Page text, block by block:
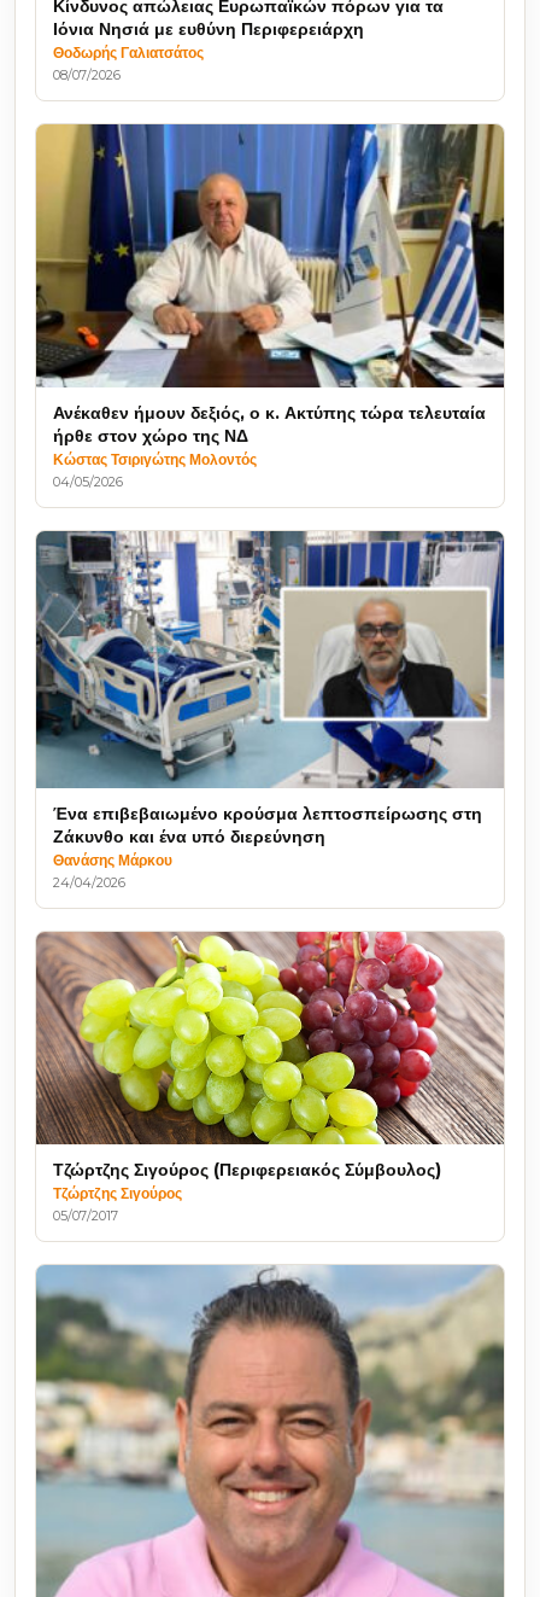
Κίνδυνος απώλειας Ευρωπαϊκών πόρων για τα
Ιόνια Νησιά με ευθύνη Περιφερειάρχη
Θοδωρής Γαλιατσάτος
08/07/2026
Ανέκαθεν ήμουν δεξιός, ο κ. Ακτύπης τώρα τελευταία
ήρθε στον χώρο της ΝΔ
Κώστας Τσιριγώτης Μολοντός
04/05/2026
Ένα επιβεβαιωμένο κρούσμα λεπτοσπείρωσης στη
Ζάκυνθο και ένα υπό διερεύνηση
Θανάσης Μάρκου
24/04/2026
Τζώρτζης Σιγούρος (Περιφερειακός Σύμβουλος)
Τζώρτζης Σιγούρος
05/07/2017